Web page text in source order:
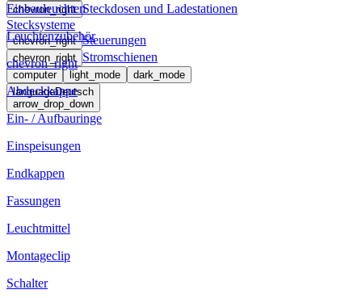
chevron_right Steckdosen und Ladestationen
Stecksysteme
chevron_right Steuerungen
chevron_right Stromschienen
computer light_mode
dark_mode
languageDeutsch
arrow_drop_down
Einbauleuchten
Leuchtenzubehör
chevron_right
Abdeckkappe
Ein- / Aufbauringe
Einspeisungen
Endkappen
Fassungen
Leuchtmittel
Montageclip
Schalter